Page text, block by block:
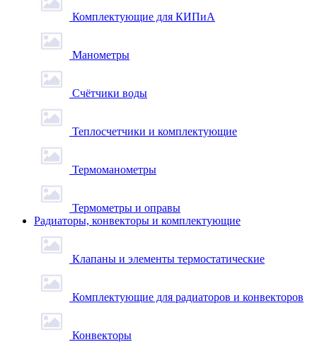
Комплектующие для КИПиА
Манометры
Счётчики воды
Теплосчетчики и комплектующие
Термоманометры
Термометры и оправы
Радиаторы, конвекторы и комплектующие
Клапаны и элементы термостатические
Комплектующие для радиаторов и конвекторов
Конвекторы